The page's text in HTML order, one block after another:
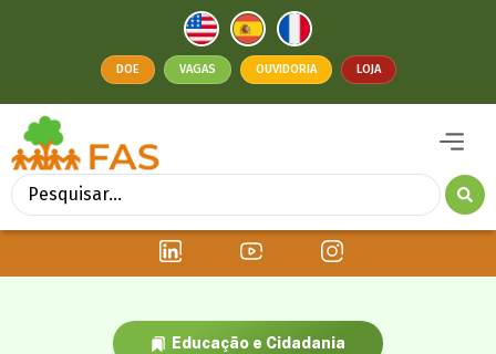
DOE VAGAS OUVIDORIA LOJA
Educação e Cidadania